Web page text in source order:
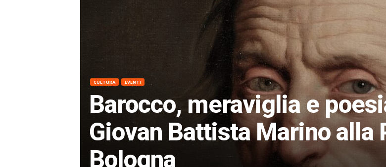
CULTURA EVENTI
Barocco, meraviglia e
Giovan Battista Marino alla
Bologna